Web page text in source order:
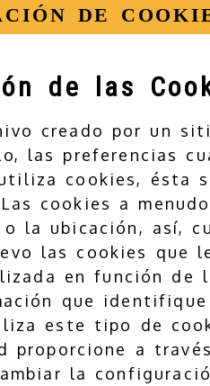
DE
de las
creado por un
las preferencias
cookies, ésta
cookies a
la ubicación, así,
las cookies que
en función de
que
este tipo de
proporcione a
la